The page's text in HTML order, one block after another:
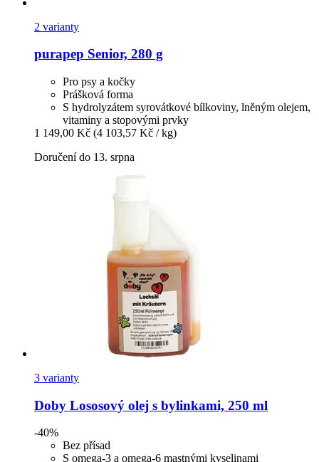
2 varianty
purapep Senior, 280 g
Pro psy a kočky
Prášková forma
S hydrolyzátem syrovátkové bílkoviny, lněným olejem,
vitaminy a stopovými prvky
1 149,00 Kč (4 103,57 Kč / kg)
Doručení do 13. srpna
3 varianty
Doby Lososový olej s bylinkami, 250 ml
-40%
Bez přísad
S omega-3 a omega-6 mastnými kyselinami